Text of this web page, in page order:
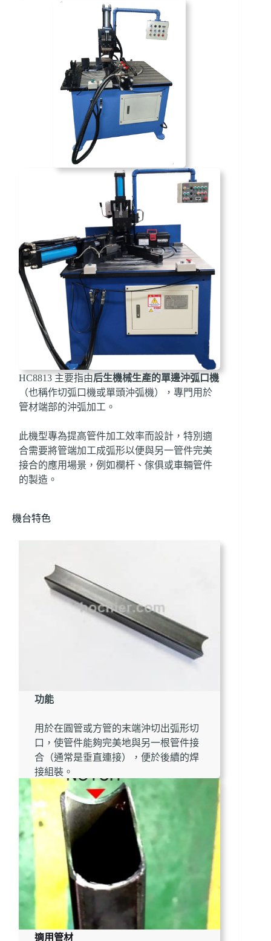
HC8813 主要指由后生機械生產的單邊沖弧口機
（也稱作切弧口機或單頭沖弧機），專門用於
管材端部的沖弧加工。
此機型專為提高管件加工效率而設計，特別適
合需要將管端加工成弧形以便與另一管件完美
接合的應用場景，例如欄杆、傢俱或車輛管件
的製造。
機台特色
功能
用於在圓管或方管的末端沖切出弧形切
口，使管件能夠完美地與另一根管件接
合（通常是垂直連接），便於後續的焊
接組裝。
適用管材